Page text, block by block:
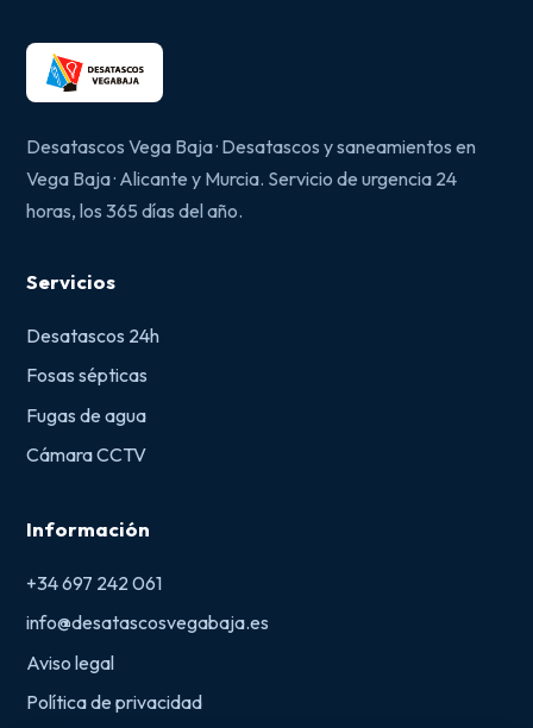
Desatascos Vega Baja · Desatascos y saneamientos en
Vega Baja · Alicante y Murcia. Servicio de urgencia 24
horas, los 365 días del año.
Servicios
Desatascos 24h
Fosas sépticas
Fugas de agua
Cámara CCTV
Información
+34 697 242 061
info@desatascosvegabaja.es
Aviso legal
Política de privacidad